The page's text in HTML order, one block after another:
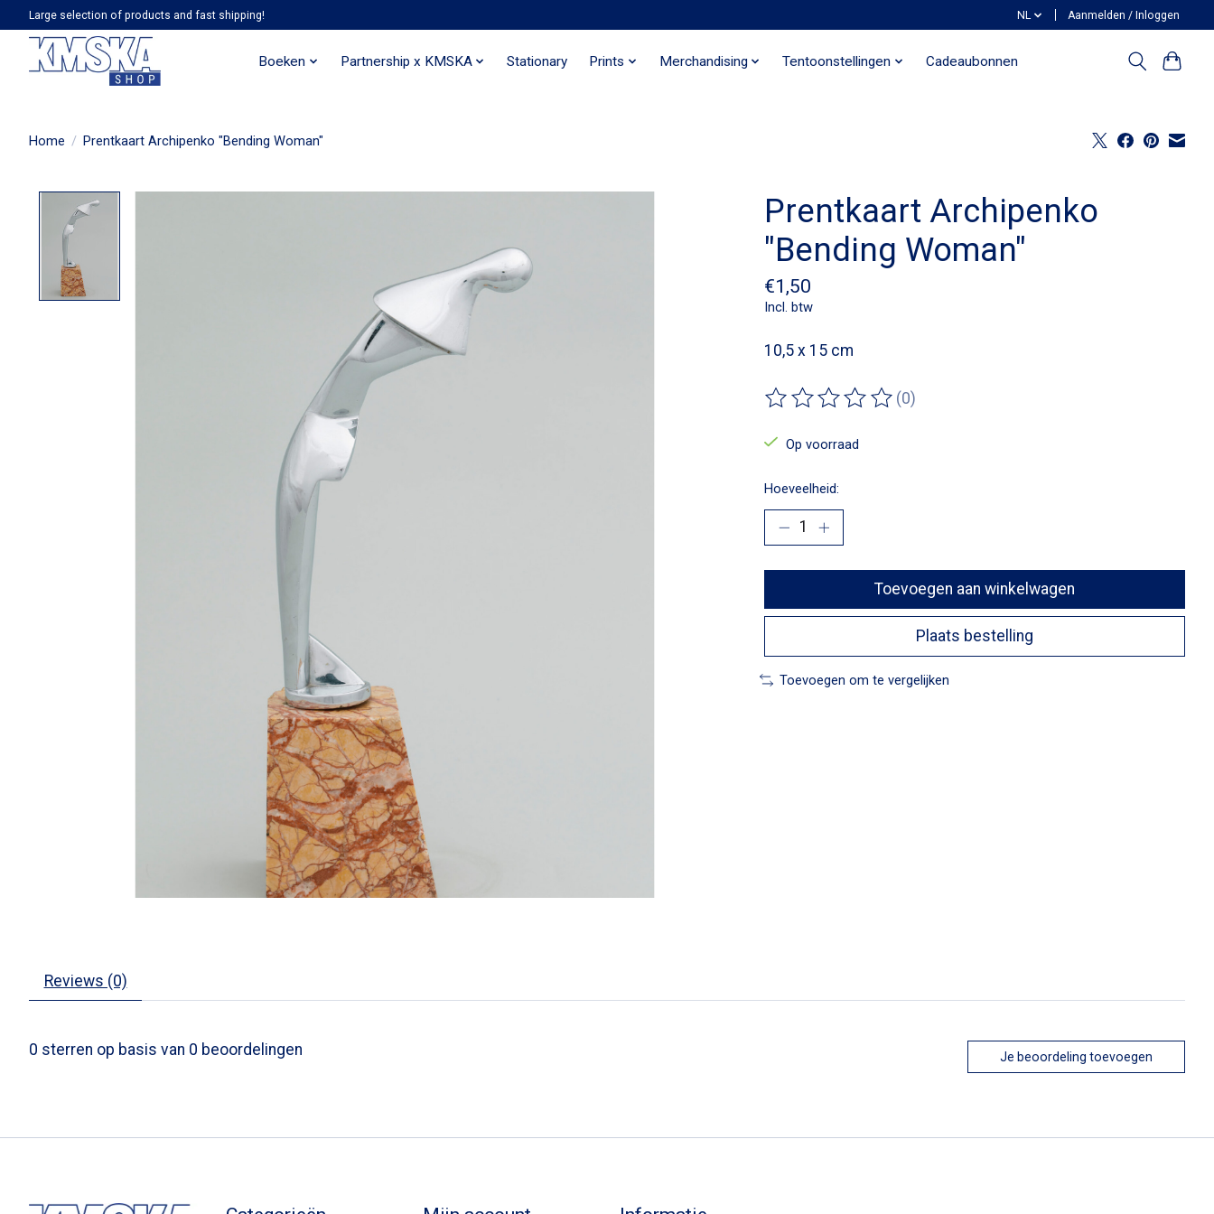
Large selection of products and fast shipping! NL Aanmelden / Inloggen
Boeken Partnership x KMSKA Stationary Prints Merchandising Tentoonstellingen Cadeaubonnen
Home / Prentkaart Archipenko "Bending Woman"
Prentkaart Archipenko
"Bending Woman"
€1,50
Incl. btw
10,5 x 15 cm
De beoordeling van dit product is
(0)
Op voorraad
Hoeveelheid:
Toevoegen aan winkelwagen
Plaats bestelling
Toevoegen om te vergelijken
Reviews (0)
0 sterren op basis van 0 beoordelingen Je beoordeling toevoegen